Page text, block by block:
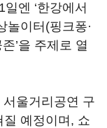
엔 ‘한강에서
놀이터(핑크퐁·
’을 주제로 열
서울거리공연 구
질 예정이며, 쇼